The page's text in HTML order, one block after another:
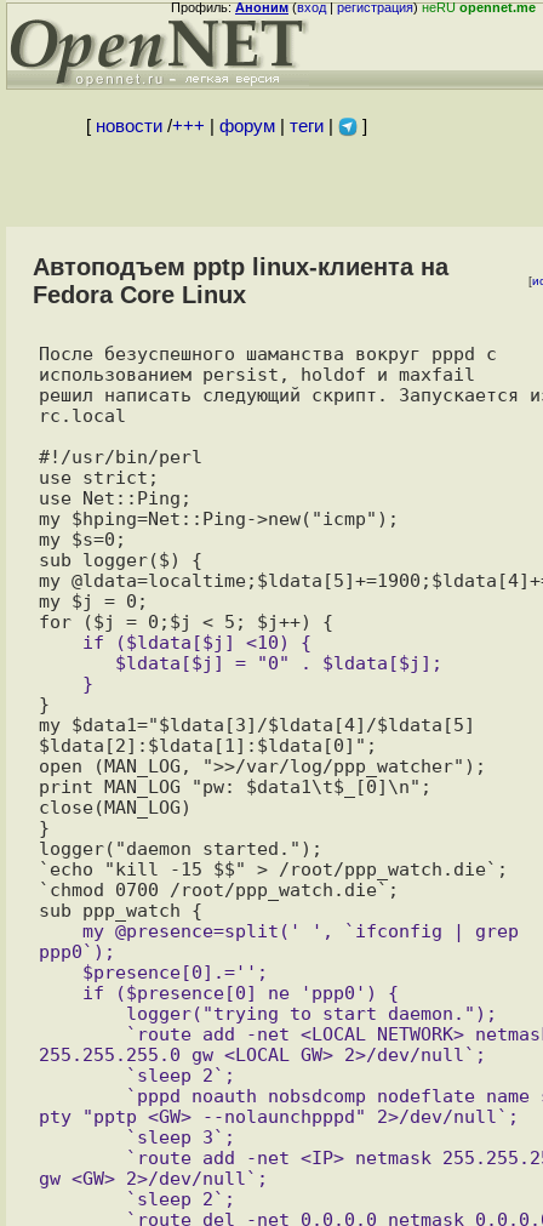
Профиль:Аноним(вход|регистрация)неRUopennet.me
[ новости/+++ форум| теги| ]
Автоподъем pptp linux-клиента на
Fedora Core Linux
[
После безуспешного шаманства вокруг pppd с
использованием persist, holdof и maxfail
решил написать следующий скрипт. Запускается
rc.local
#!/usr/bin/perl
use strict;
use Net::Ping;
my $hping=Net::Ping->new("icmp");
my $s=0;
sub logger($) {
my
my $j = 0;
}
my $data1="$ldata[3]/$ldata[4]/$ldata[5]
$ldata[2]:$ldata[1]:$ldata[0]";
open (MAN_LOG, ">>/var/log/ppp_watcher");
print MAN_LOG "pw: $data1\t$_[0]\n";
close(MAN_LOG)
}
logger("daemon started.");
`echo "kill -15 $$" > /root/ppp_watch.die`;
`chmod 0700 /root/ppp_watch.die`;
ppp0`);
255.255.255.0 gw <LOCAL GW> 2>/dev/null`;
pty "pptp <GW> --nolaunchpppd" 2>/dev/null`;
gw <GW> 2>/dev/null`;